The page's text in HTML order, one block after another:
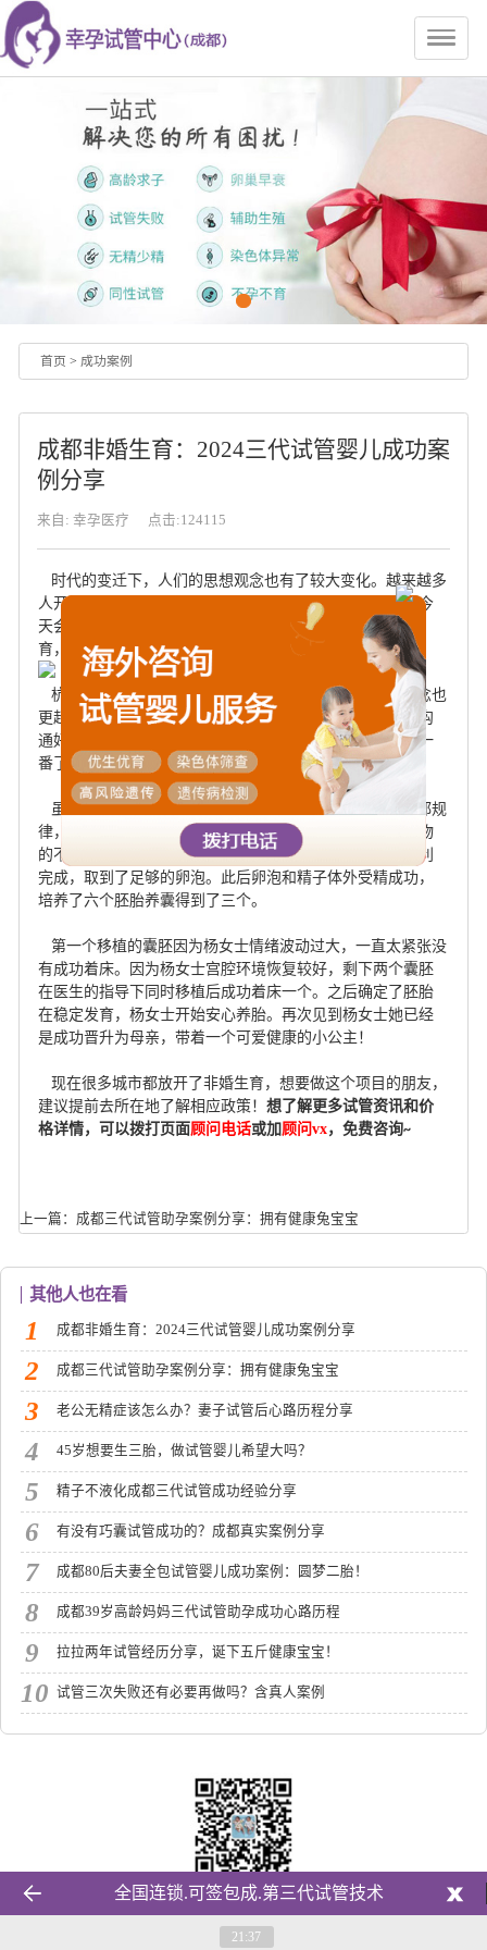
首页 > 成功案例
成都非婚生育：2024三代试管婴儿成功案
例分享
来自: 幸孕医疗 点击:124115
时代的变迁下，人们的思想观念也有了较大变化。越来越多
人开始拒绝传统结婚生子的人生流程，在试管技术成熟的今
天会选择做单身试管。下面杭州的杨女士就是选择非婚生
育，有了可爱的小宝宝，过上了幸福美满的人生。
杭州作为国内经济比较发达的城市，这里生活的人们观念也
更超前，职场女性杨女士就是一位不婚主义者。在跟家人沟
通好后，选择在即将步入
岁前选择做了单身试管。经过一
番了解，在挑选了自己满意的精子后，就进入了促排阶段。
虽然杨女士日常没什么不良生活习惯，平时饮食作息也都规
律，但在促排过程还是出现了一些小状况，因为身体对药物
的不适出现了腹水。好在三周后腹水排出，促排到取卵顺利
完成，取到了足够的卵泡。此后卵泡和精子体外受精成功，
培养了六个胚胎养囊得到了三个。
第一个移植的囊胚因为杨女士情绪波动过大，一直太紧张没
有成功着床。因为杨女士宫腔环境恢复较好，剩下两个囊胚
在医生的指导下同时移植后成功着床一个。之后确定了胚胎
在稳定发育，杨女士开始安心养胎。再次见到杨女士她已经
是成功晋升为母亲，带着一个可爱健康的小公主！
现在很多城市都放开了非婚生育，想要做这个项目的朋友，
建议提前去所在地了解相应政策！想了解更多试管资讯和价
格详情，可以拨打页面顾问电话或加 顾问vx，免费咨询~
上一篇：成都三代试管助孕案例分享：拥有健康兔宝宝
其他人也在看
1 成都非婚生育：2024三代试管婴儿成功案例分享
2 成都三代试管助孕案例分享：拥有健康兔宝宝
3 老公无精症该怎么办？妻子试管后心路历程分享
4 45岁想要生三胎，做试管婴儿希望大吗？
5 精子不液化成都三代试管成功经验分享
6 有没有巧囊试管成功的？成都真实案例分享
7 成都80后夫妻全包试管婴儿成功案例：圆梦二胎！
8 成都39岁高龄妈妈三代试管助孕成功心路历程
9 拉拉两年试管经历分享，诞下五斤健康宝宝！
10 试管三次失败还有必要再做吗？含真人案例
扫一扫加微信请备注来源网站
全国连锁.可签包成.第三代试管技术
21:37